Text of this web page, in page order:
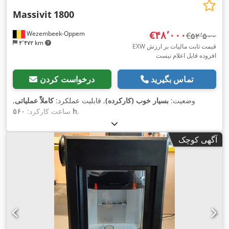
Wezembeek-Oppem
۴٬۴۷۲ km
Massivit 1800
‎€۴۸٬۰۰۰ ‎€۵۲٬۵۰۰
EXW قیمت ثابت مالیات بر ارزش
افزوده قابل اعلام نیست
درخواست کردن تماس بگیرید
وضعیت: بسیار خوب (کارکرده), قابلیت عملکرد:کاملاً عملیاتی,
ساعت کارکرد: ۵۶۰ h,
آگهی کوچک